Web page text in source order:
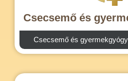
Csecsemő és
Csecsemő és